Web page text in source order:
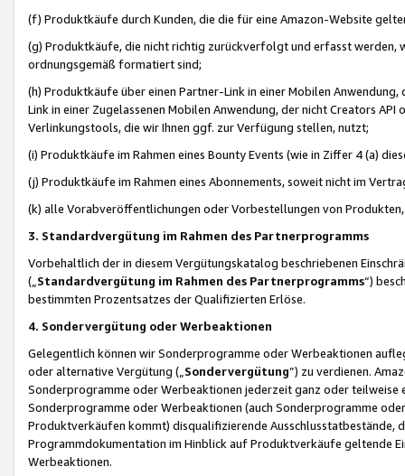
(f) Produktkäufe durch Kunden, die die für eine Amazon-Website
(g) Produktkäufe, die nicht richtig zurückverfolgt und erfasst werden,
ordnungsgemäß formatiert sind;
(h) Produktkäufe über einen Partner-Link in einer Mobilen
Link in einer Zugelassenen Mobilen Anwendung, der nicht Creators
Verlinkungstools, die wir Ihnen ggf. zur Verfügung stellen, nutzt;
(i) Produktkäufe im Rahmen eines Bounty Events (wie in Ziffer 4 (a)
(j) Produktkäufe im Rahmen eines Abonnements, soweit nicht im
(k) alle Vorabveröffentlichungen oder Vorbestellungen von
3. Standardvergütung im Rahmen des Partnerprogramms
Vorbehaltlich der in diesem Vergütungskatalog beschriebenen
(„ Standardvergütung im Rahmen des Partnerprogramms“)
bestimmten Prozentsatzes der Qualifizierten Erlöse.
4. Sondervergütung oder Werbeaktionen
Gelegentlich können wir Sonderprogramme oder Werbeaktionen
oder alternative Vergütung („ Sondervergütung”) zu verdienen.
Sonderprogramme oder Werbeaktionen jederzeit ganz oder
Sonderprogramme oder Werbeaktionen (auch Sonderprogramme
Produktverkäufen kommt) disqualifizierende Ausschlusstatbestände,
Programmdokumentation im Hinblick auf Produktverkäufe geltende
Werbeaktionen.